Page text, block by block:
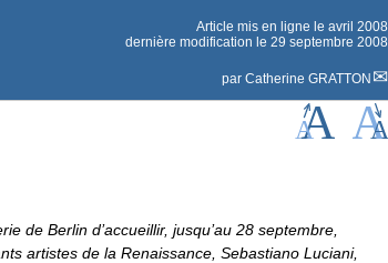
Article mis en ligne le avril 2008
dernière modification le 29 septembre 2008
par Catherine GRATTON
de Berlin d’accueillir, jusqu’au 28 septembre,
artistes de la Renaissance, Sebastiano Luciani,